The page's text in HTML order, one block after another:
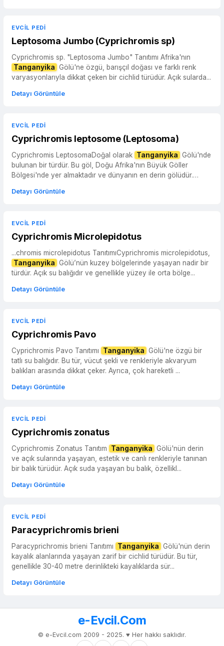
EVCIL PEDI
Leptosoma Jumbo (Cyprichromis sp)
Cyprichromis sp. "Leptosoma Jumbo" Tanıtımı Afrika'nın
Tanganyika Gölü'ne özgü, barışçıl doğası ve farklı renk
varyasyonlarıyla dikkat çeken bir cichlid türüdür. Açık sularda...
Detayı Görüntüle
EVCIL PEDI
Cyprichromis leptosome (Leptosoma)
Cyprichromis LeptosomaDoğal olarak Tanganyika Gölü'nde
bulunan bir türdür. Bu göl, Doğu Afrika'nın Büyük Göller
Bölgesi'nde yer almaktadır ve dünyanın en derin gölüdür.
Detayı Görüntüle
EVCIL PEDI
Cyprichromis Microlepidotus
...chromis microlepidotus TanıtımıCyprichromis microlepidotus,
Tanganyika Gölü’nün kuzey bölgelerinde yaşayan nadir bir
türdür. Açık su balığıdır ve genellikle yüzey ile orta bölge...
Detayı Görüntüle
EVCIL PEDI
Cyprichromis Pavo
Cyprichromis Pavo Tanıtımı Tanganyika Gölü'ne özgü bir
tatlı su balığıdır. Bu tür, vücut şekli ve renkleriyle akvaryum
balıkları arasında dikkat çeker. Ayrıca, çok hareketli ...
Detayı Görüntüle
EVCIL PEDI
Cyprichromis zonatus
Cyprichromis Zonatus Tanıtım Tanganyika Gölü'nün derin
ve açık sularında yaşayan, estetik ve canlı renkleriyle tanınan
bir balık türüdür. Açık suda yaşayan bu balık, özellikl...
Detayı Görüntüle
EVCIL PEDI
Paracyprichromis brieni
Paracyprichromis brieni Tanıtımı Tanganyika Gölü'nün derin
kayalık alanlarında yaşayan zarif bir cichlid türüdür. Bu tür,
genellikle 30-40 metre derinlikteki kayalıklarda sür...
Detayı Görüntüle
e-Evcil.Com
© e-Evcil.com 2009 - 2025. ♥️ Her hakkı saklıdır.